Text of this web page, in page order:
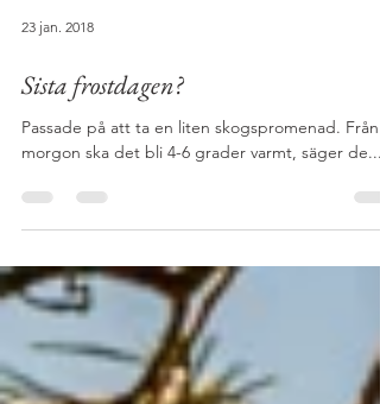
23 jan. 2018
Sista frostdagen?
Passade på att ta en liten skogspromenad. Från i